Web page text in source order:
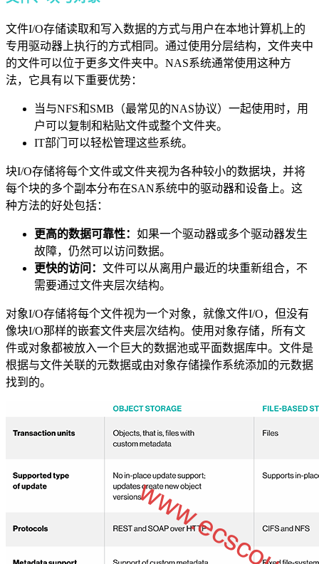
文件I/O存储读取和写入数据的方式与用户在本地计算机上的
专用驱动器上执行的方式相同。通过使用分层结构，文件夹中
的文件可以位于更多文件夹中。NAS系统通常使用这种方
法，它具有以下重要优势：
当与NFS和SMB（最常见的NAS协议）一起使用时，用
户可以复制和粘贴文件或整个文件夹。
IT部门可以轻松管理这些系统。
块I/O存储将每个文件或文件夹视为各种较小的数据块，并将
每个块的多个副本分布在SAN系统中的驱动器和设备上。这
种方法的好处包括：
更高的数据可靠性： 如果一个驱动器或多个驱动器发生
故障，仍然可以访问数据。
更快的访问： 文件可以从离用户最近的块重新组合，不
需要通过文件夹层次结构。
对象I/O存储将每个文件视为一个对象，就像文件I/O，但没有
像块I/O那样的嵌套文件夹层次结构。使用对象存储，所有文
件或对象都被放入一个巨大的数据池或平面数据库中。文件是
根据与文件关联的元数据或由对象存储操作系统添加的元数据
找到的。